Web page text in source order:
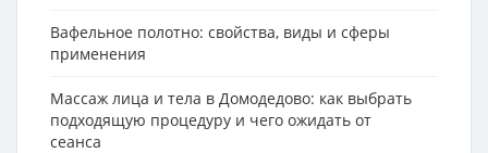
Вафельное полотно: свойства, виды и сферы
применения
Массаж лица и тела в Домодедово: как выбрать
подходящую процедуру и чего ожидать от
сеанса